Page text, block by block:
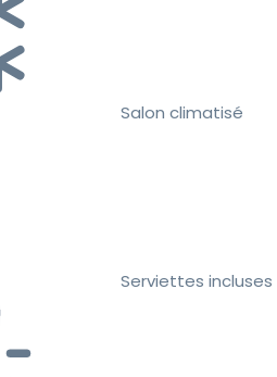
Salon climatisé
Serviettes incluses